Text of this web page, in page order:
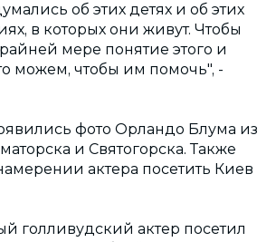
об этих детях и об этих
в которых они живут. Чтобы
мере понятие этого и
можем, чтобы им помочь", -
фото Орландо Блума из
и Святогорска. Также
актера посетить Киев
голливудский актер посетил